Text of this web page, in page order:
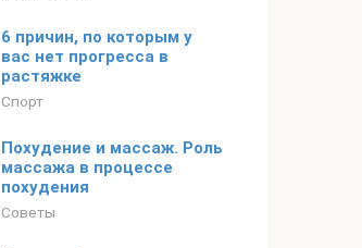
6 причин, по которым у
вас нет прогресса в
растяжке
Спорт
Похудение и массаж. Роль
массажа в процессе
похудения
Советы